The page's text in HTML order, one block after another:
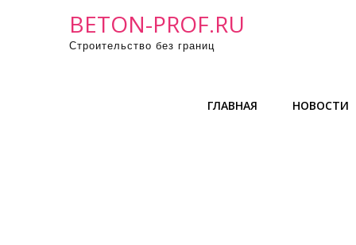
BETON-PROF.RU
Строительство без границ
ГЛАВНАЯ НОВОСТИ